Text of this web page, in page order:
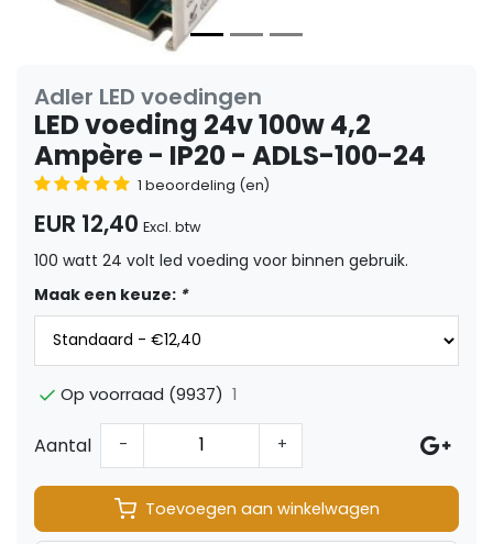
Adler LED voedingen
LED voeding 24v 100w 4,2
Ampère - IP20 - ADLS-100-24
1 beoordeling (en)
EUR 12,40 Excl. btw
100 watt 24 volt led voeding voor binnen gebruik.
Maak een keuze: *
Op voorraad (9937) 1
Aantal - +
Toevoegen aan winkelwagen